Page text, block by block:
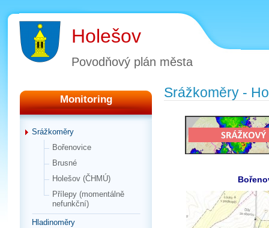
Holešov
Povodňový plán města
Monitoring
Srážkoměry
Bořenovice
Brusné
Holešov (ČHMÚ)
Přílepy (momentálně
nefunkční)
Hladinoměry
Srážkoměry -